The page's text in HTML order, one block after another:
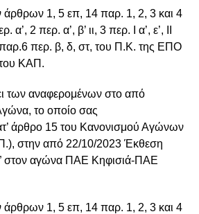
άρθρων 1, 5 επ, 14 παρ. 1, 2, 3 και 4
2 περ. α’, β’ ιι, 3 περ. Ι α’, ε’, ΙΙ
παρ.6 περ. β, δ, στ, του Π.Κ. της ΕΠΟ
του ΚΑΠ.
των αναφερομένων στο από
το οποίο σας
άρθρο 15 του Κανονισμού Αγώνων
στην από 22/10/2023 Έκθεση
στον αγώνα ΠΑΕ Κηφισιά-ΠΑΕ
άρθρων 1, 5 επ, 14 παρ. 1, 2, 3 και 4